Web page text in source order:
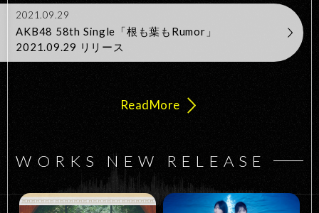
2021.09.29
AKB48 58th Single「根も葉もRumor」
2021.09.29 リリース
ReadMore
WORKS NEW RELEASE